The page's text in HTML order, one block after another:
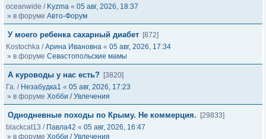
oceanwide / Kyzma « 05 авг, 2026, 18:37
» в форуме Авто-Форум
У моего ребенка сахарный диабет [872]
Kostochka /Арина Ивановна « 05 авг, 2026, 17:34
» в форуме Севастопольские мамы
А куроводы у нас есть? [3820]
Га. / Незабудка1 « 05 авг, 2026, 17:23
» в форуме Хобби / Увлечения
Однодневные походы по Крыму. Не коммерция.
[29833]
blackcat13 / Павла42 « 05 авг, 2026, 16:47
» в форуме Хобби / Увлечения